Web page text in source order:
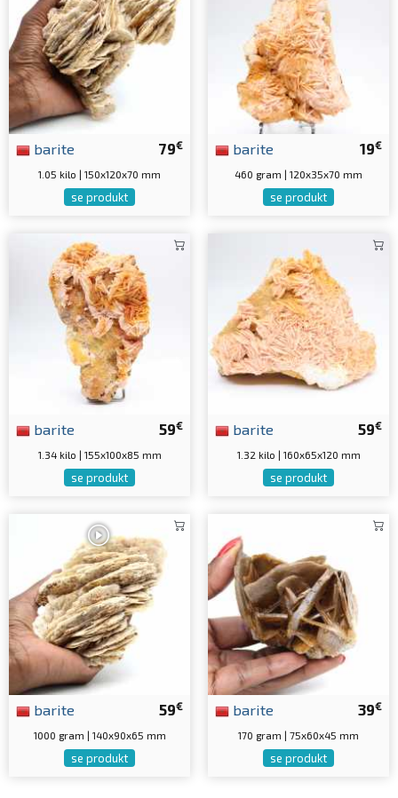
79€
barite
1.05 kilo | 150x120x70 mm
se produkt
19€
barite
460 gram | 120x35x70 mm
se produkt
59€
barite
1.34 kilo | 155x100x85 mm
se produkt
59€
barite
1.32 kilo | 160x65x120 mm
se produkt
59€
barite
1000 gram | 140x90x65 mm
se produkt
39€
barite
170 gram | 75x60x45 mm
se produkt